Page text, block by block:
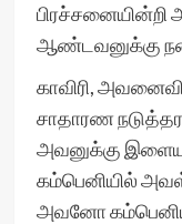
ஆண்டவனுக்கு
காவிரி,
சாதாரண
அவனுக்கு
கம்பெனியில்
அவனோ